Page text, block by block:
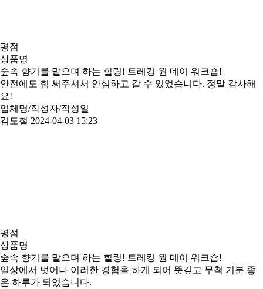
평점
상품명
숲속 향기를 맡으며 하는 힐링! 트레킹 원 데이 워크숍!
안전에도 힘 써주셔서 안심하고 갈 수 있었습니다. 정말 감사해
요!
업체명/작성자/작성일
김도철 2024-04-03 15:23
평점
상품명
숲속 향기를 맡으며 하는 힐링! 트레킹 원 데이 워크숍!
일상에서 벗어나 이러한 경험을 하게 되어 뜻깊고 무척 기분 좋
은 하루가 되었습니다.